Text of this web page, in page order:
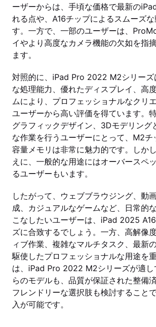
ーザーからは、手頃な価格で最新の
れる点や、A16チップによるスムーズ
す。一方で、一部のユーザーは、
イやより高度なカメラ機能の欠如を指
ます。
対照的に、iPad Pro 2022 M2シリーズ
な処理能力、優れたディスプレイ、高
ムにより、プロフェッショナルなクリ
ユーザーから高い評価を得ています。
グラフィックデザイン、3Dモデリング
な作業を行うユーザーにとって、M2チ
容量メモリは非常に魅力的です。しか
えに、一般的な用途にはオーバースペ
るユーザーもいます。
したがって、ウェブブラウジング、動
成、カジュアルなゲームなど、日常的
こなしたいユーザーは、iPad 2025
ズに合致するでしょう。一方、高解像
ィブ作業、複雑なマルチタスク、最新
駆使したプロフェッショナルな用途を
は、iPad Pro 2022 M2シリーズが適し
らのモデルも、品質が保証された整備
フレンドリーな選択肢も検討すること
入が可能です。